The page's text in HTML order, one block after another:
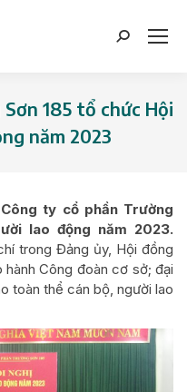
Search:
185 tổ chức Hội
năm 2023
ty cổ phần Trường
lao động năm 2023.
trong Đảng ủy, Hội đồng
Công đoàn cơ sở; đại
toàn thể cán bộ, người lao